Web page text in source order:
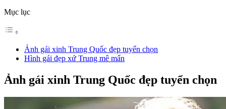
Mục lục
Ảnh gái xinh Trung Quốc đẹp tuyển chọn
Hình gái đẹp xứ Trung mê mẩn
Ảnh gái xinh Trung Quốc đẹp tuyển chọn